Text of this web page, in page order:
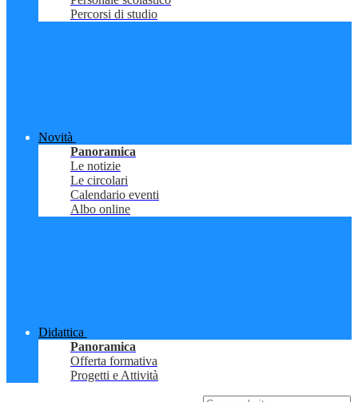
Percorsi di studio
Novità
Panoramica
Le notizie
Le circolari
Calendario eventi
Albo online
Didattica
Panoramica
Offerta formativa
Progetti e Attività